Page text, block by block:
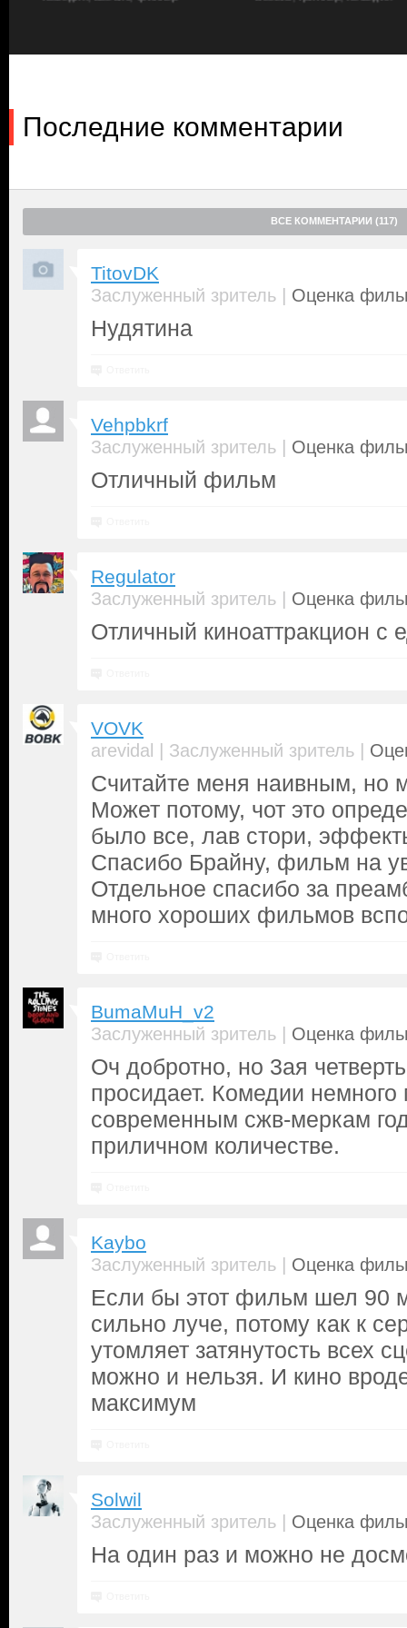
найденный в ванной отельного номера труп и вовсе не сулит
Сиверса новость о том, что главным подозреваемым в
Последние комментарии
ВСЕ КОММЕНТАРИИ (117)
TitovDK
Заслуженный зритель | Оценка
Нудятина
Vehpbkrf
Заслуженный зритель | Оценка
Отличный фильм
Regulator
Заслуженный зритель | Оценка
Отличный киноаттракцион с
VOVK
arevidal | Заслуженный зритель |
Считайте меня наивным, но
Может потому, чот это
было все, лав стори,
Спасибо Брайну, фильм на
Отдельное спасибо за
много хороших фильмов
BumaMuH_v2
Заслуженный зритель | Оценка
Оч добротно, но 3ая
просидает. Комедии
современным сжв-меркам
приличном количестве.
Kaybo
Заслуженный зритель | Оценка
Если бы этот фильм шел 90
сильно луче, потому как к
утомляет затянутость всех
можно и нельзя. И кино
максимум
Solwil
Заслуженный зритель | Оценка
На один раз и можно не